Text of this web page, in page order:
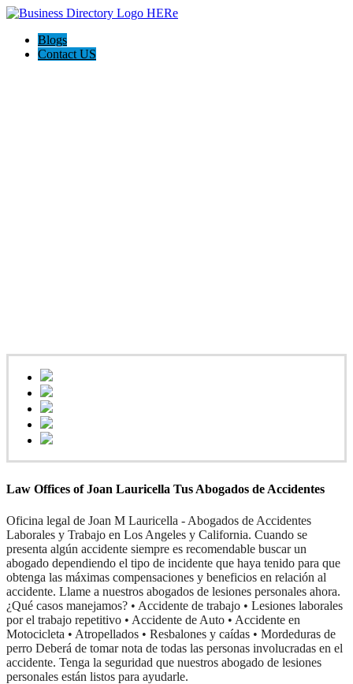
Blogs
Contact US
Law Offices of Joan Lauricella Tus Abogados de Accidentes
Oficina legal de Joan M Lauricella - Abogados de Accidentes
Laborales y Trabajo en Los Angeles y California. Cuando se
presenta algún accidente siempre es recomendable buscar un
abogado dependiendo el tipo de incidente que haya tenido para que
obtenga las máximas compensaciones y beneficios en relación al
accidente. Llame a nuestros abogados de lesiones personales ahora.
¿Qué casos manejamos? • Accidente de trabajo • Lesiones laborales
por el trabajo repetitivo • Accidente de Auto • Accidente en
Motocicleta • Atropellados • Resbalones y caídas • Mordeduras de
perro Deberá de tomar nota de todas las personas involucradas en el
accidente. Tenga la seguridad que nuestros abogado de lesiones
personales están listos para ayudarle.